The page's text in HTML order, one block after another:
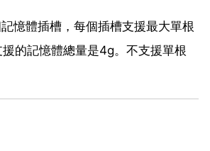
憶體插槽，每個插槽支援最大單根
的記憶體總量是4g。不支援單根